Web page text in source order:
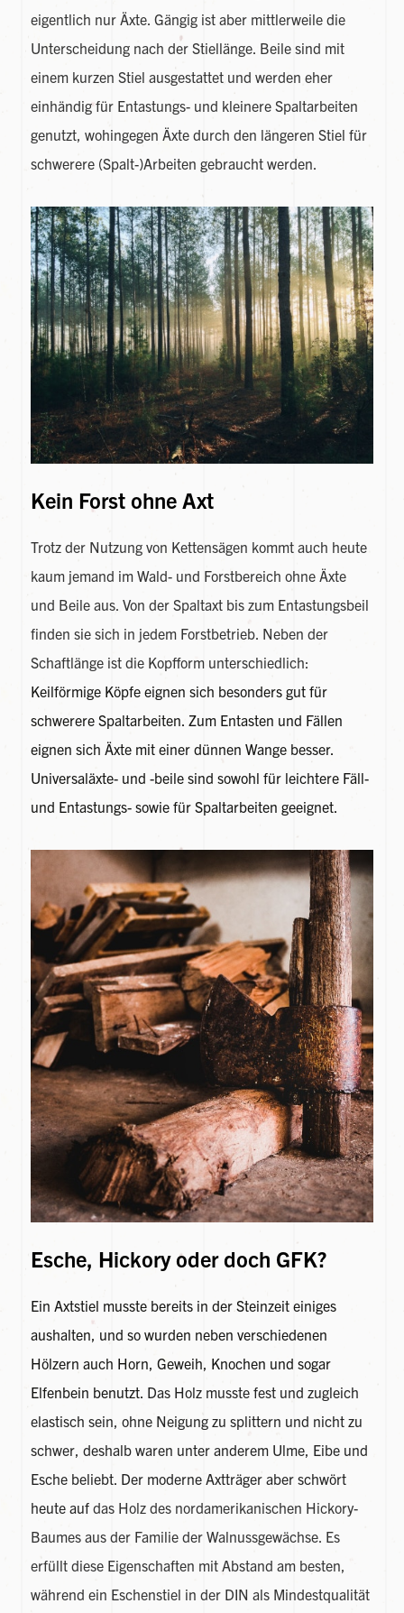
eigentlich nur Äxte. Gängig ist aber mittlerweile die
Unterscheidung nach der Stiellänge. Beile sind mit
einem kurzen Stiel ausgestattet und werden eher
einhändig für Entastungs- und kleinere Spaltarbeiten
genutzt, wohingegen Äxte durch den längeren Stiel für
schwerere (Spalt-)Arbeiten gebraucht werden.
Kein Forst ohne Axt
Trotz der Nutzung von Kettensägen kommt auch heute
kaum jemand im Wald- und Forstbereich ohne Äxte
und Beile aus. Von der Spaltaxt bis zum Entastungsbeil
finden sie sich in jedem Forstbetrieb. Neben der
Schaftlänge ist die Kopfform unterschiedlich:
Keilförmige Köpfe eignen sich besonders gut für
schwerere Spaltarbeiten. Zum Entasten und Fällen
eignen sich Äxte mit einer dünnen Wange besser.
Universaläxte- und -beile sind sowohl für leichtere Fäll-
und Entastungs- sowie für Spaltarbeiten geeignet.
Esche, Hickory oder doch GFK?
Ein Axtstiel musste bereits in der Steinzeit einiges
aushalten, und so wurden neben verschiedenen
Hölzern auch Horn, Geweih, Knochen und sogar
Elfenbein benutzt. Das Holz musste fest und zugleich
elastisch sein, ohne Neigung zu splittern und nicht zu
schwer, deshalb waren unter anderem Ulme, Eibe und
Esche beliebt. Der moderne Axtträger aber schwört
heute auf das Holz des nordamerikanischen Hickory-
Baumes aus der Familie der Walnussgewächse. Es
erfüllt diese Eigenschaften mit Abstand am besten,
während ein Eschenstiel in der DIN als Mindestqualität